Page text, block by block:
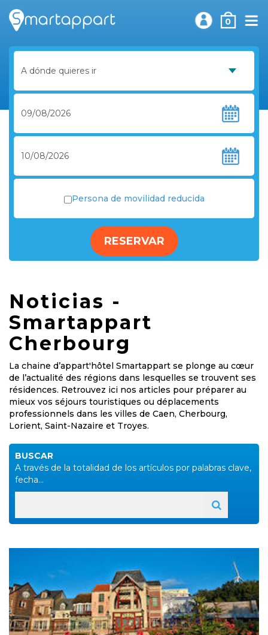
0
Persona de movilidad reducida
RESERVAR
Noticias -
Smartappart
Cherbourg
La chaine d’appart'hôtel Smartappart se plonge au cœur
de l’actualité des régions dans lesquelles se trouvent ses
résidences. Retrouvez ici nos articles pour préparer au
mieux vos séjours touristiques ou déplacements
professionnels dans les villes de Caen, Cherbourg,
Lorient, Saint-Nazaire et Troyes.
BUSCAR
A través de la totalidad de los artículos por palabras clave,
fecha...